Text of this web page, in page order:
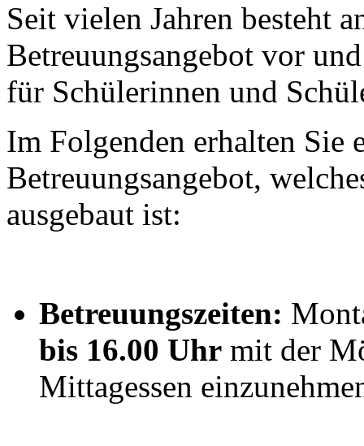
Seit vielen Jahren besteht
Betreuungsangebot vor
für Schülerinnen und
Im Folgenden erhalten Sie
Betreuungsangebot,
ausgebaut ist:
Betreuungszeiten:
bis 16.00 Uhr mit der
Mittagessen